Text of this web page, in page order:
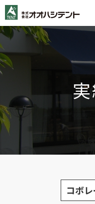
i
p
t
o
o
n
t
コボ